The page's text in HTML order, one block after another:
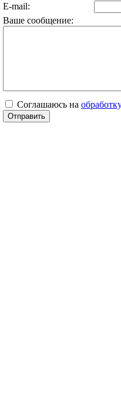
E-mail:
Ваше сообщение:
Соглашаюсь на